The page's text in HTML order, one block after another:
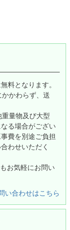
料となります。
かわらず、送
量物及び大型
る場合がござい
費を別途ご負担
わせいただく
お気軽にお問い
い合わせはこちら